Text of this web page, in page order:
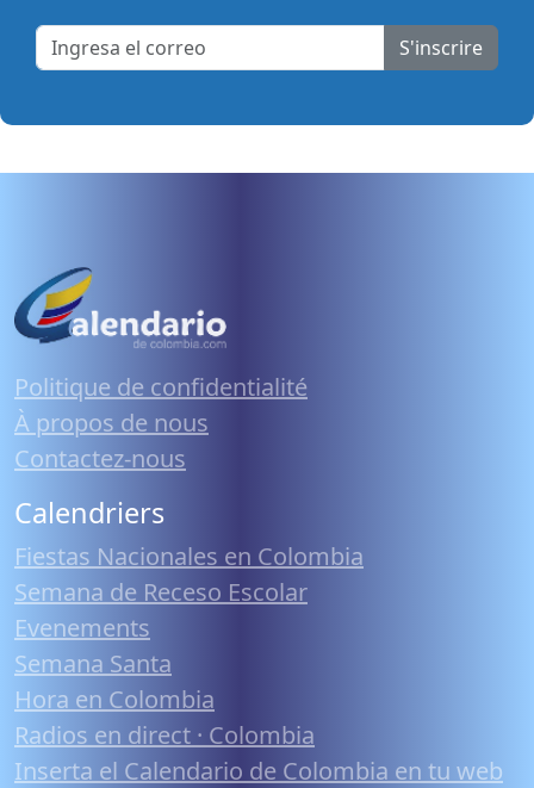
S'inscrire
Politique de confidentialité
À propos de nous
Contactez-nous
Calendriers
Fiestas Nacionales en Colombia
Semana de Receso Escolar
Evenements
Semana Santa
Hora en Colombia
Radios en direct · Colombia
Inserta el Calendario de Colombia en tu web